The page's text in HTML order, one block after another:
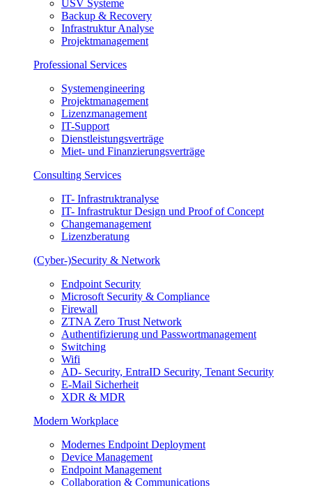
USV Systeme
Backup & Recovery
Infrastruktur Analyse
Projektmanagement
Professional Services
Systemengineering
Projektmanagement
Lizenzmanagement
IT-Support
Dienstleistungsverträge
Miet- und Finanzierungsverträge
Consulting Services
IT- Infrastruktranalyse
IT- Infrastruktur Design und Proof of Concept
Changemanagement
Lizenzberatung
(Cyber-)Security & Network
Endpoint Security
Microsoft Security & Compliance
Firewall
ZTNA Zero Trust Network
Authentifizierung und Passwortmanagement
Switching
Wifi
AD- Security, EntraID Security, Tenant Security
E-Mail Sicherheit
XDR & MDR
Modern Workplace
Modernes Endpoint Deployment
Device Management
Endpoint Management
Collaboration & Communications